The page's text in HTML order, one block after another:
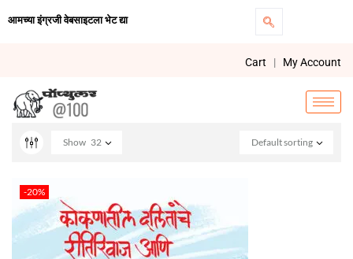
आमच्या इंग्रजी वेबसाइटला भेट द्या
Cart | My Account
Default sorting
Show 32
-20%